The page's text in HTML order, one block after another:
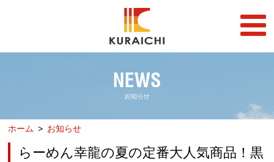
FRANCHISE
店舗一覧
RAMEN STORE
COMPANY
ホーム お知らせ
らーめん幸龍の夏の定番大人気商品！黒